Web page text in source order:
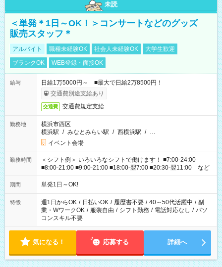
未読
＜単発＊1日～OK！＞コンサートなどのグッズ
販売スタッフ＊
アルバイト 職種未経験OK 社会人未経験OK
大学生歓迎
ブランクOK
WEB登録・面接OK
給与
日給1万5000円～ ■最大で日給2万8500円！
交通費別途支給あり
交通費 交通費規定支給
勤務地
横浜市西区
横浜駅 / みなとみらい駅 / 西横浜駅 / …
イベント会場
勤務時間
＜シフト例＞ いろいろなシフトで働けます！ ■7:00-24:00
■8:00-21:00 ■9:00-21:00 ■18:00-翌7:00 ■20:30-翌11:00 など
期間 単発1日～OK!
特徴 週1日からOK / 日払いOK / 履歴書不要 / 40～50代活躍中 / 副
業・WワークOK / 服装自由 / シフト勤務 / 電話対応なし / パソ
コンスキル不要
気になる！ 応募する 詳細へ